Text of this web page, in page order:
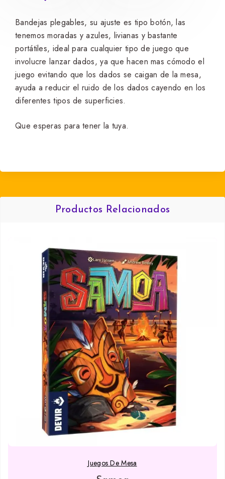
Bandejas plegables, su ajuste es tipo botón, las
tenemos moradas y azules, livianas y bastante
portátiles, ideal para cualquier tipo de juego que
involucre lanzar dados, ya que hacen mas cómodo el
juego evitando que los dados se caigan de la mesa,
ayuda a reducir el ruido de los dados cayendo en los
diferentes tipos de superficies.
Que esperas para tener la tuya.
Productos Relacionados
Juegos De Mesa